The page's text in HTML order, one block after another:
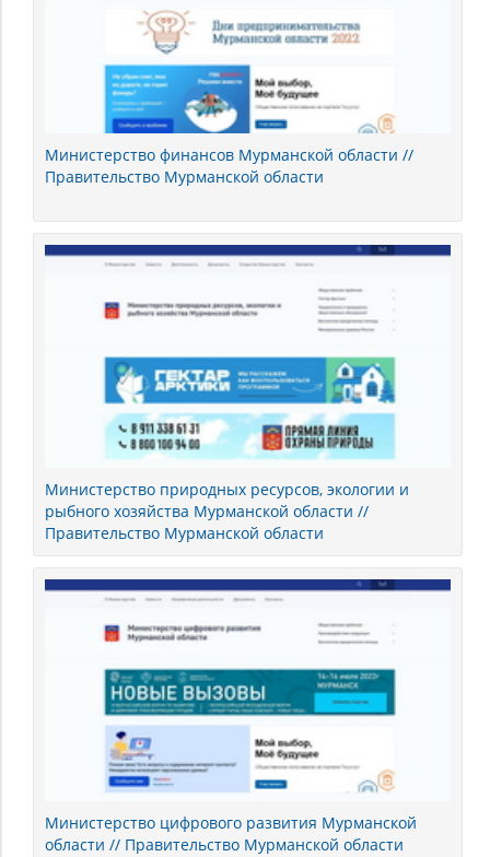
Министерство финансов Мурманской области //
Правительство Мурманской области
Министерство природных ресурсов, экологии и
рыбного хозяйства Мурманской области //
Правительство Мурманской области
Министерство цифрового развития Мурманской
области // Правительство Мурманской области